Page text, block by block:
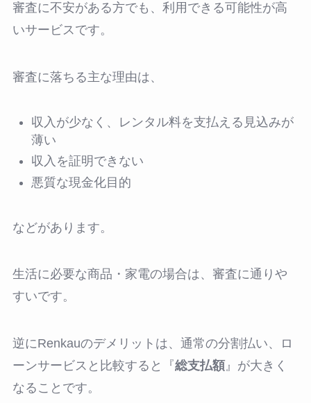
審査に不安がある方でも、利用できる可能性が高
いサービスです。
審査に落ちる主な理由は、
収入が少なく、レンタル料を支払える見込みが
薄い
収入を証明できない
悪質な現金化目的
などがあります。
生活に必要な商品・家電の場合は、審査に通りや
すいです。
逆にRenkauのデメリットは、通常の分割払い、ロ
ーンサービスと比較すると『総支払額』が大きく
なることです。